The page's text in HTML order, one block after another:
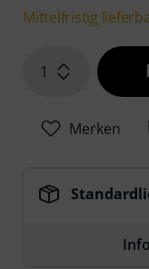
Mittelfristig
1
Merken